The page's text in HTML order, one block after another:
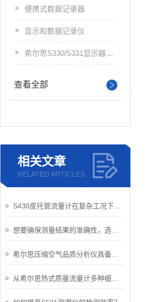
便携式数据记录器
显示和数据记录仪
希尔思S330/S331显示器数据记录仪
查看全部
相关文章
RELATED ARTICLES